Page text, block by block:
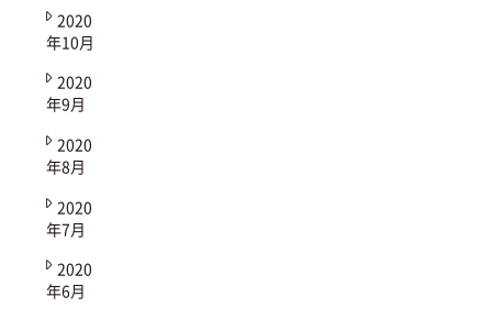
2020
年10月
2020
年9月
2020
年8月
2020
年7月
2020
年6月